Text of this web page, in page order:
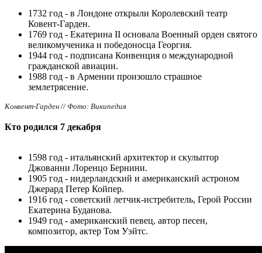
1732 год - в Лондоне открыли Королевский театр
Ковент-Гарден.
1769 год - Екатерина II основала Военный орден святого
великомученика и победоносца Георгия.
1944 год - подписана Конвенция о международной
гражданской авиации.
1988 год - в Армении произошло страшное
землетрясение.
Конвент-Гарден // Фото: Википедия
Кто родился 7 декабря
1598 год - итальянский архитектор и скульптор
Джованни Лоренцо Бернини.
1905 год - нидерландский и американский астроном
Джерард Петер Койпер.
1916 год - советский летчик-истребитель, Герой России
Екатерина Буданова.
1949 год - американский певец, автор песен,
композитор, актер Том Уэйтс.